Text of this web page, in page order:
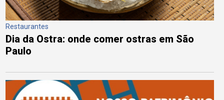
Restaurantes
Dia da Ostra: onde comer ostras em São
Paulo